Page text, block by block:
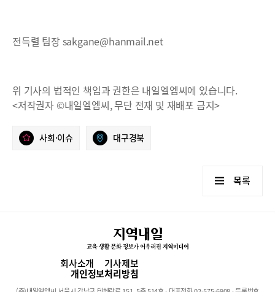
전득렬 팀장 sakgane@hanmail.net
위 기사의 법적인 책임과 권한은 내일엘엠씨에 있습니다.
<저작권자 ©내일엘엠씨, 무단 전재 및 재배포 금지>
사회·이슈 대구경북
목록
회사소개 기사제보
개인정보처리방침